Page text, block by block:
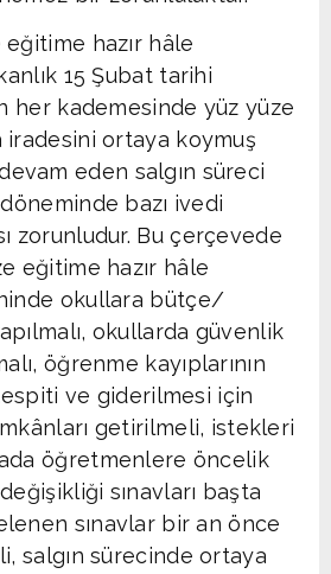
hazır hâle
15 Şubat tarihi
her kademesinde yüz yüze
ortaya koymuş
eden salgın süreci
bazı ivedi
zorunludur. Bu çerçevede
eğitime hazır hâle
okullara bütçe/
okullarda güvenlik
öğrenme kayıplarının
ve giderilmesi için
getirilmeli, istekleri
öğretmenlere öncelik
sınavları başta
sınavlar bir an önce
salgın sürecinde ortaya